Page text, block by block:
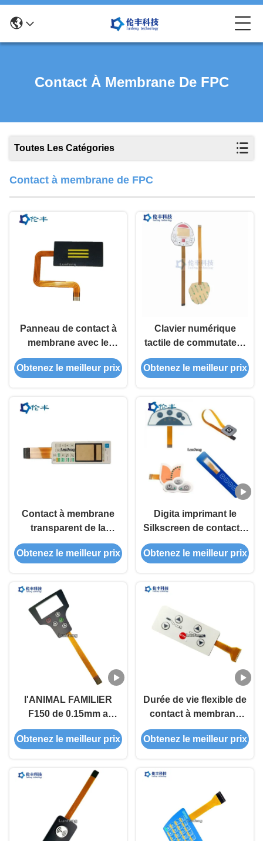
Contact À Membrane De FPC
Toutes Les Catégories
Contact à membrane de FPC
Panneau de contact à
membrane avec le
circuit de FFC
Obtenez le meilleur prix
Clavier numérique
tactile de commutateur
de membrane de FPC
Obtenez le meilleur prix
Contact à membrane
transparent de la
fenêtre FPC
Obtenez le meilleur prix
Digita imprimant le
Silkscreen de contact à
membrane de FPC
imprimant le
numérique d'EBG180
Obtenez le meilleur prix
l'ANIMAL FAMILIER
F150 de 0.15mm a
adapté le contact à
membrane aux besoins
l'extrémité de 1.0mm Zif
Obtenez le meilleur prix
Durée de vie flexible de
contact à membrane
d'ANIMAL FAMILIER de
la lumière FPC de la
Obtenez le meilleur prix